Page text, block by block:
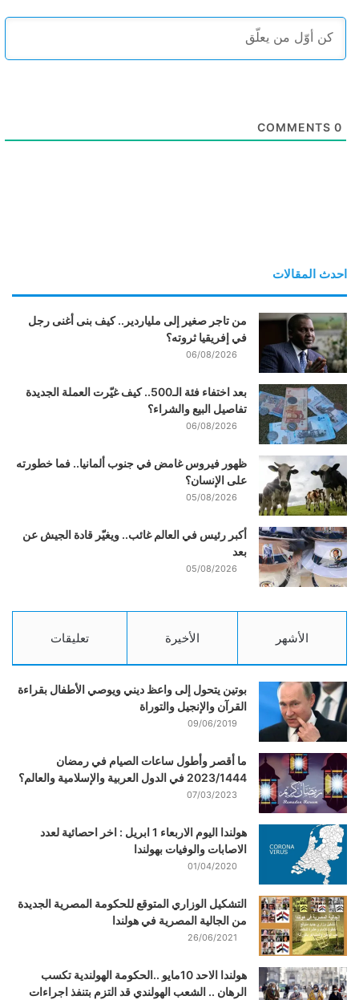
0
احدث المقالات
من تاجر صغير إلى ملياردير.. كيف بنى أغنى رجل
في إفريقيا ثروته؟
06/08/2026
بعد اختفاء فئة الـ500.. كيف غيّرت العملة الجديدة
تفاصيل البيع والشراء؟
06/08/2026
ظهور فيروس غامض في جنوب ألمانيا.. فما خطورته
على الإنسان؟
05/08/2026
أكبر رئيس في العالم غائب.. ويغيّر قادة الجيش عن
بعد
05/08/2026
الأشهر الأخيرة تعليقات
بوتين يتحول إلى واعظ ديني ويوصي الأطفال بقراءة
القرآن والإنجيل والتوراة
09/06/2019
ما أقصر وأطول ساعات الصيام في رمضان
2023/1444 في الدول العربية والإسلامية والعالم؟
07/03/2023
هولندا اليوم الاربعاء 1 ابريل : اخر احصائية لعدد
الاصابات والوفيات بهولندا
01/04/2020
التشكيل الوزاري المتوقع للحكومة المصرية الجديدة
من الجالية المصرية في هولندا
26/06/2021
هولندا الاحد 10مايو ..الحكومة الهولندية تكسب
الرهان .. الشعب الهولندي قد التزم بتنفذ اجراءات